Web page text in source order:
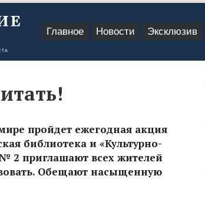
Главное Новости Эксклюзив
пройдет ежегодная акция
библиотека и «Культурно-
2 приглашают всех жителей
Обещают насыщенную